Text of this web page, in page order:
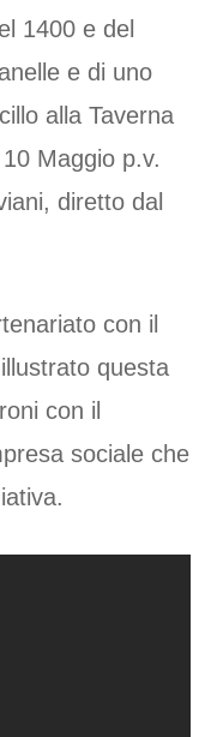
1400 e del
e di uno
alla Taverna
Maggio p.v.
diretto dal
con il
questa
con il
sociale che